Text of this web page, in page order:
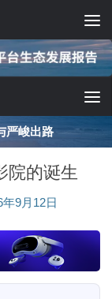
严峻出路
院的诞生
年9月12日